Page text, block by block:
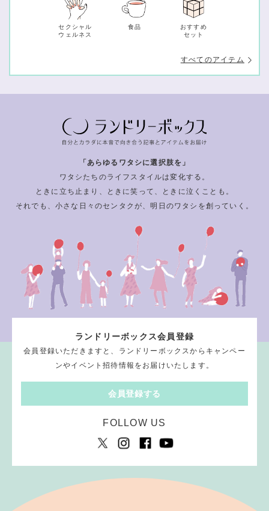
セクシャル
ウェルネス
食品
おすすめ
セット
すべてのアイテム
「あらゆるワタシに選択肢を」
ワタシたちのライフスタイルは変化する。
ときに立ち止まり、ときに笑って、ときに泣くことも。
それでも、小さな日々のセンタクが、明日のワタシを創っていく。
ランドリーボックス会員登録
会員登録いただきますと、ランドリーボックスからキャンペー
ンやイベント招待情報をお届けいたします。
会員登録する
FOLLOW US